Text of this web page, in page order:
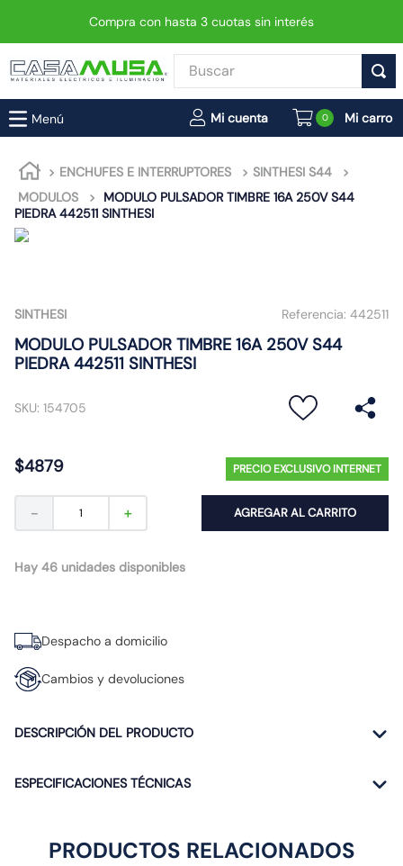
Compra con hasta 3 cuotas sin interés
Buscar
0
ENCHUFES E INTERRUPTORES
SINTHESI S44
MODULOS
MODULO PULSADOR TIMBRE 16A 250V S44
PIEDRA 442511 SINTHESI
SINTHESI Referencia: 442511
MODULO PULSADOR TIMBRE 16A 250V S44
PIEDRA 442511 SINTHESI
SKU: 154705
$4879 PRECIO EXCLUSIVO INTERNET
＋
－ AGREGAR AL CARRITO
Hay 46 unidades disponibles
Despacho a domicilio
Cambios y devoluciones
DESCRIPCIÓN DEL PRODUCTO
ESPECIFICACIONES TÉCNICAS
PRODUCTOS RELACIONADOS
TÉRMINOS MÁS BUSCADOS
1.
enchufe
2.
interruptor
3.
foco
8.
ampolleta